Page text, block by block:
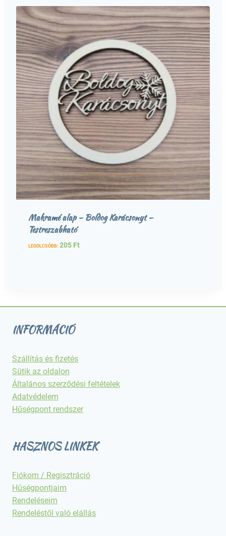
Makramé alap – Boldog Karácsonyt –
Testreszabható
LEGOLCSÓBB: 205 Ft
INFORMÁCIÓ
Szállítás és fizetés
Sütik az oldalon
Általános szerződési feltételek
Adatvédelem
Hűségpont rendszer
HASZNOS LINKEK
Fiókom / Regisztráció
Hűségpontjaim
Rendeléseim
Rendeléstől való elállás